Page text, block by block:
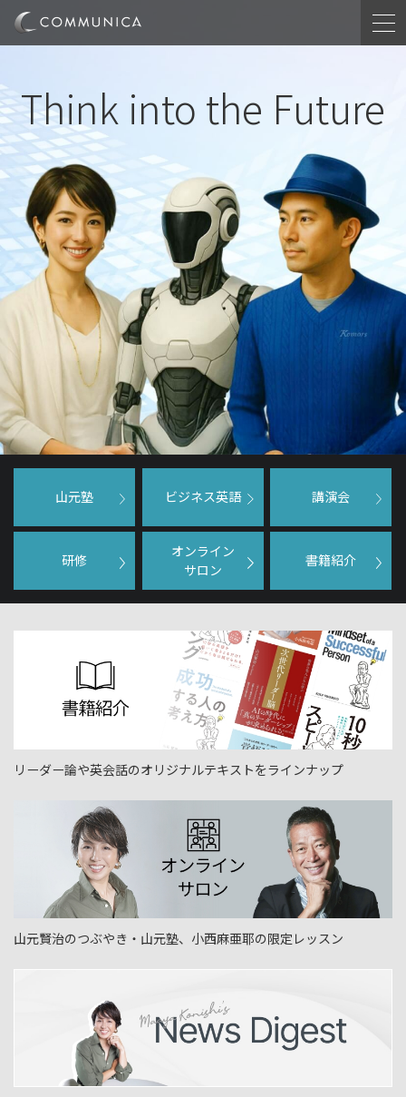
Think into the Future
山元塾 ビジネス英語 講演会
研修
オンライン
サロン
書籍紹介
リーダー論や英会話のオリジナルテキストをラインナップ
山元賢治のつぶやき・山元塾、小西麻亜耶の限定レッスン